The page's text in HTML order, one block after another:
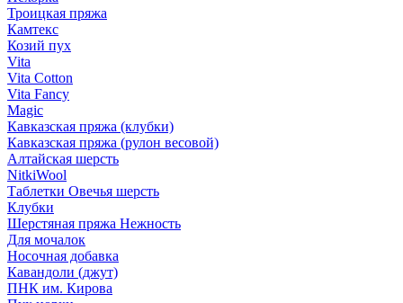
Троицкая пряжа
Камтекс
Козий пух
Vita
Vita Cotton
Vita Fancy
Magic
Кавказская пряжа (клубки)
Кавказская пряжа (рулон весовой)
Алтайская шерсть
NitkiWool
Таблетки Овечья шерсть
Клубки
Шерстяная пряжа Нежность
Для мочалок
Носочная добавка
Кавандоли (джут)
ПНК им. Кирова